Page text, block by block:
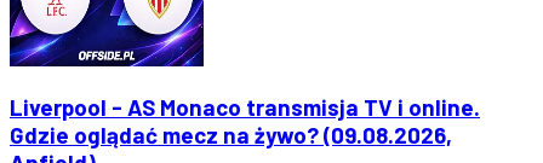
Liverpool - AS Monaco transmisja TV i online.
Gdzie oglądać mecz na żywo? (09.08.2026,